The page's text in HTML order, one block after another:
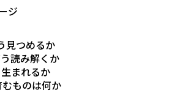
ジ
見つめるか
読み解くか
まれるか
ものは何か